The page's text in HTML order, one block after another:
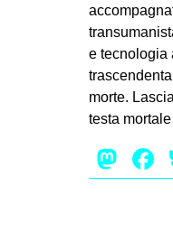
e tecnologia
morte.
testa